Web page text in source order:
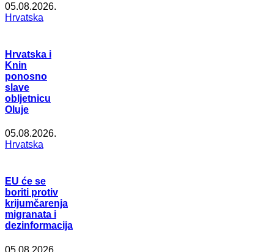
05.08.2026.
Hrvatska
Hrvatska i
Knin
ponosno
slave
obljetnicu
Oluje
05.08.2026.
Hrvatska
EU će se
boriti protiv
krijumčarenja
migranata i
dezinformacija
05.08.2026.